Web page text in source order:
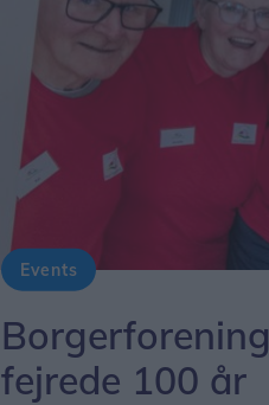
Events
fejrede 100 år